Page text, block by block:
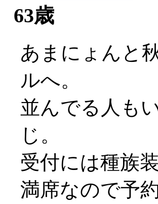
63歳
あまにょんと
ルへ。
並んでる人も
じ。
受付には種族
満席なので予